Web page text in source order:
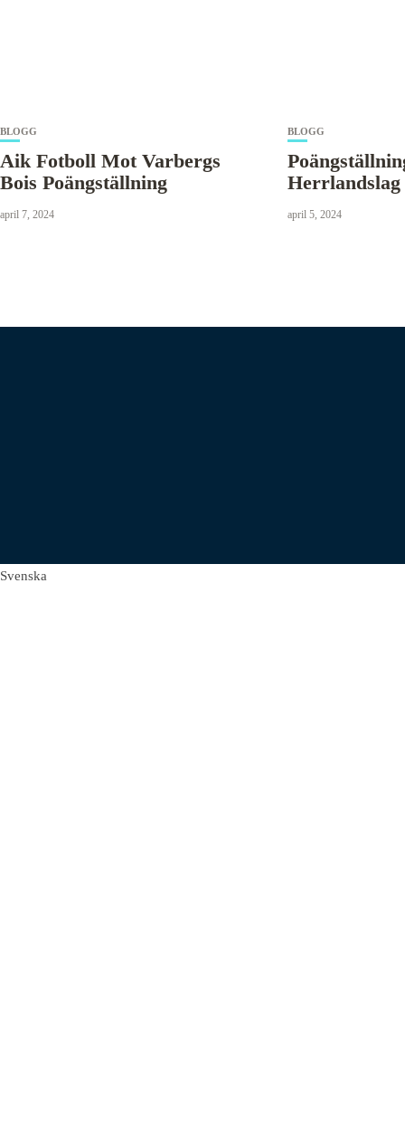
BLOGG
Aik Fotboll Mot Varbergs
Bois Poängställning
april 7, 2024
BLOGG
april 5, 2024
Svenska